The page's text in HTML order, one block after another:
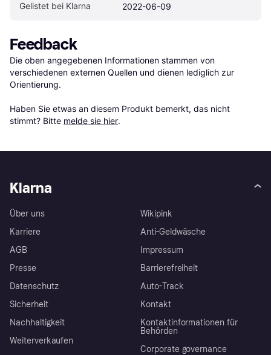
Gelistet bei Klarna 2022-06-09
Feedback
Die oben angegebenen Informationen stammen von
verschiedenen externen Quellen und dienen lediglich zur
Orientierung.
Haben Sie etwas an diesem Produkt bemerkt, das nicht
stimmt? Bitte melde sie hier.
Klarna
Über uns
Karriere
AGB
Presse
Datenschutz
Sicherheit
Nachhaltigkeit
Weiterverkaufen
Wikipink
Anti-Geldwäsche
Impressum
Barrierefreiheit
Auto-Track
Kontakt
Kontaktinformationen für
Behörden
Corporate governance